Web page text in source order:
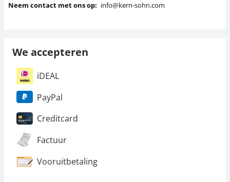
Neem contact met ons op: info@kern-sohn.com
We accepteren
iDEAL
PayPal
Creditcard
Factuur
Vooruitbetaling